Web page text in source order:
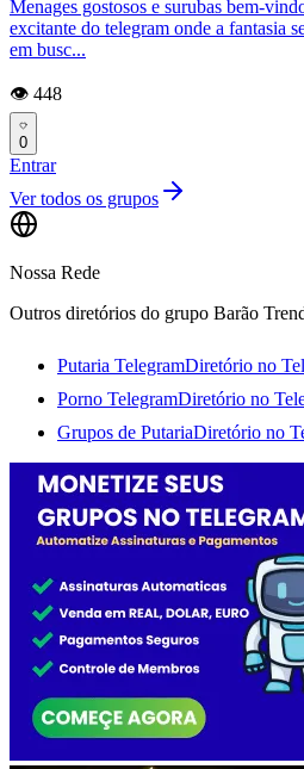
Menages gostosos e surubas bem-
excitante do telegram onde a fantasia
em busc...
👁️ 448
0
Entrar
Ver todos os grupos
Nossa Rede
Outros diretórios do grupo Barão
Putaria TelegramDiretório no
Porno TelegramDiretório no
Grupos de PutariaDiretório no